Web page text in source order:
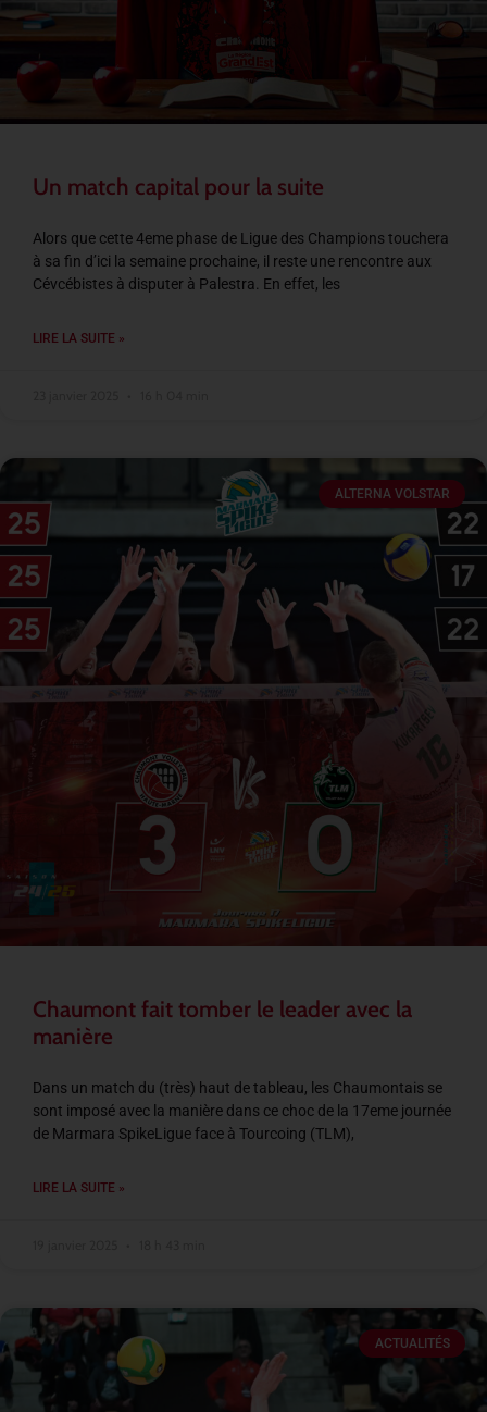
Un match capital pour la suite
Alors que cette 4eme phase de Ligue des Champions touchera
à sa fin d’ici la semaine prochaine, il reste une rencontre aux
Cévcébistes à disputer à Palestra. En effet, les
LIRE LA SUITE »
ALTERNA VOLSTAR
Chaumont fait tomber le leader avec la
manière
Dans un match du (très) haut de tableau, les Chaumontais se
sont imposé avec la manière dans ce choc de la 17eme journée
de Marmara SpikeLigue face à Tourcoing (TLM),
LIRE LA SUITE »
ACTUALITÉS